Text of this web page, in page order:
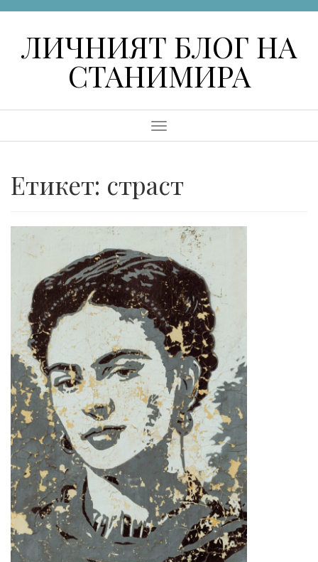
ЛИЧНИЯТ БЛОГ НА
СТАНИМИРА
Menu
Етикет: страст